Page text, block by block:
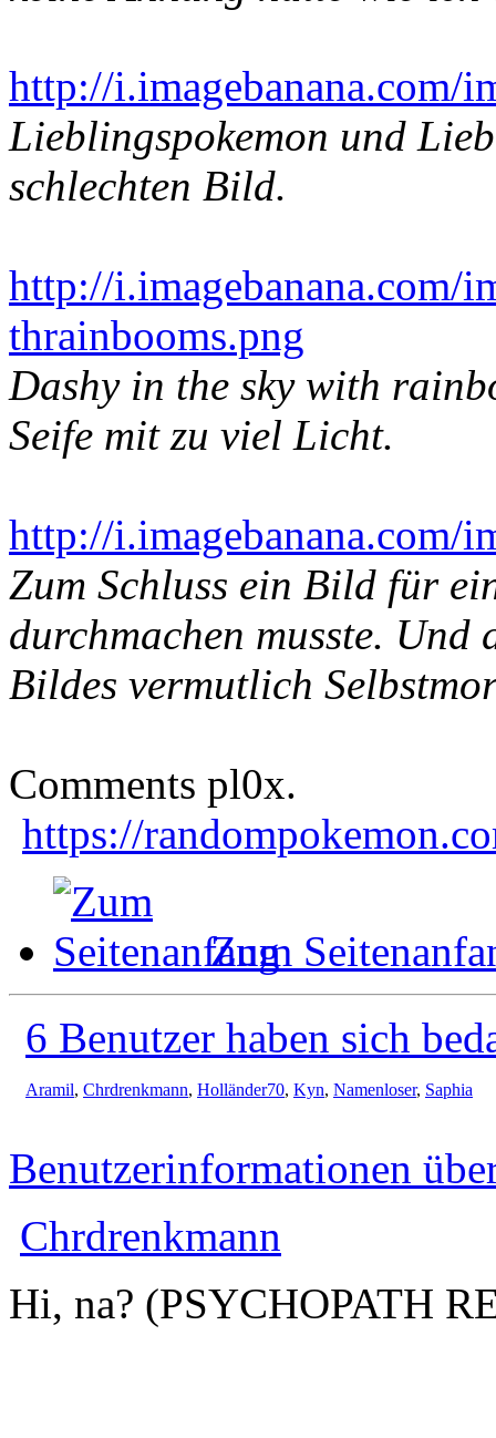
http://i.imagebanana.com/
Lieblingspokemon und
schlechten Bild.
http://
thrainbooms.png
Dashy in the sky with
Seife mit zu viel Licht.
http://i.imagebanana.com/
Zum Schluss ein Bild für
durchmachen musste. Und
Bildes vermutlich
Comments pl0x.
https://
Zum
6 Benutzer haben sich
Aramil, Chrdrenkmann, Holländer70, Kyn, Namenloser, Saphia
Benutzerinformationen
Chrdrenkmann
Hi, na? (PSYCHOPATH